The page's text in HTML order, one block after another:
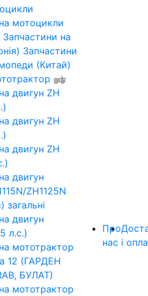
мотоцикли
Запчастини на
Запчастини
(Китай)
двигун ZH
двигун ZH
двигун ZH
двигун
ZH1125N
загальні
двигун
л.с.)
мототрактор
12 (ГАРДЕН
БУЛАТ)
мототрактор
Про
нас і